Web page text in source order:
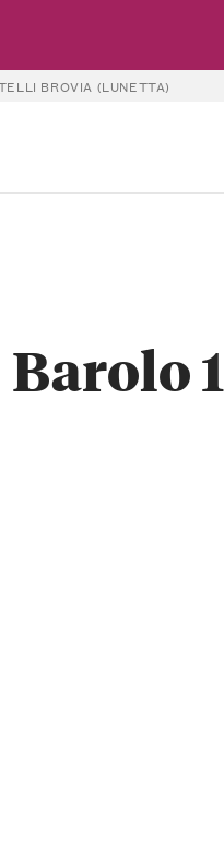
BROVIA (LUNETTA)
Barolo